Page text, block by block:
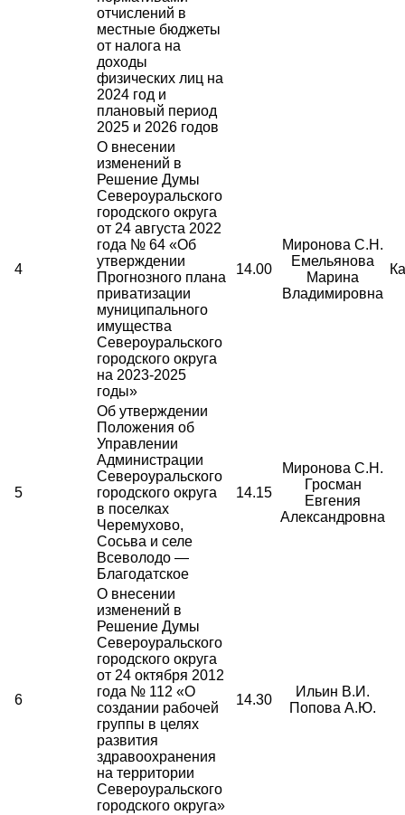
отчислений в
местные бюджеты
от налога на
доходы
физических лиц на
2024 год и
плановый период
2025 и 2026 годов
4
О внесении
изменений в
Решение Думы
Североуральского
городского округа
от 24 августа 2022
года № 64 «Об
утверждении
Прогнозного плана
приватизации
муниципального
имущества
Североуральского
городского округа
на 2023-2025
годы»
14.00
Миронова С.Н.
Емельянова
Марина
Владимировна
5
Об утверждении
Положения об
Управлении
Администрации
Североуральского
городского округа
в поселках
Черемухово,
Сосьва и селе
Всеволодо —
Благодатское
14.15
Миронова С.Н.
Гросман
Евгения
Александровна
6
О внесении
изменений в
Решение Думы
Североуральского
городского округа
от 24 октября 2012
года № 112 «О
создании рабочей
группы в целях
развития
здравоохранения
на территории
Североуральского
городского округа»
14.30
Ильин В.И.
Попова А.Ю.